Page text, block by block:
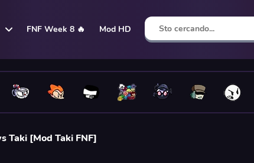
FNF Week 8 🔥 Mod HD
Taki [Mod Taki FNF]